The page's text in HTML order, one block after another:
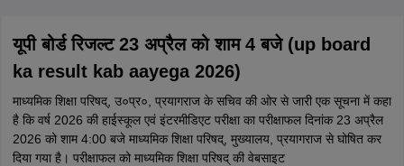
यूपी बोर्ड रिजल्ट 23 अप्रैल को शाम 4 बजे (up board
ka result kab aayega 2026)
माध्यमिक शिक्षा परिषद्, उ०प्र०, प्रयागराज के सचिव की ओर से जारी एक सूचना में कहा
है कि वर्ष 2026 की हाईस्कूल एवं इंटरमीडिएट परीक्षा का परीक्षाफल दिनांक 23 अप्रैल
2026 को शाम 4:00 बजे माध्यमिक शिक्षा परिषद्, मुख्यालय, प्रयागराज से घोषित कर
दिया गया है। परीक्षाफल को माध्यमिक शिक्षा परिषद् की वेबसाइट